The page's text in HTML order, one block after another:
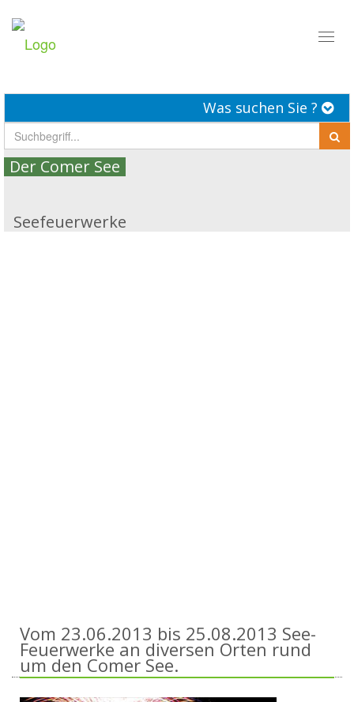
Was suchen Sie ?
Der Comer See
Seefeuerwerke
Vom 23.06.2013 bis 25.08.2013 See-
Feuerwerke an diversen Orten rund
um den Comer See.